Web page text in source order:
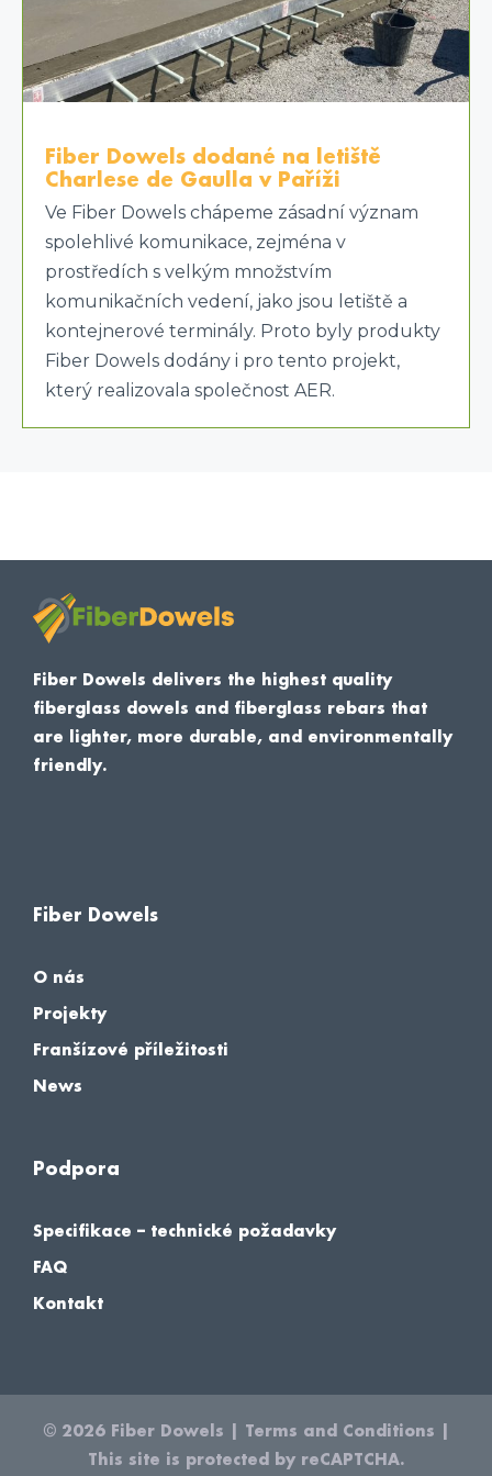
Fiber Dowels dodané na letiště
Charlese de Gaulla v Paříži
Ve Fiber Dowels chápeme zásadní význam
spolehlivé komunikace, zejména v
prostředích s velkým množstvím
komunikačních vedení, jako jsou letiště a
kontejnerové terminály. Proto byly produkty
Fiber Dowels dodány i pro tento projekt,
který realizovala společnost AER.
Fiber Dowels delivers the highest quality
fiberglass dowels and fiberglass rebars that
are lighter, more durable, and environmentally
friendly.
Fiber Dowels
O nás
Projekty
Franšízové příležitosti
News
Podpora
Specifikace – technické požadavky
FAQ
Kontakt
© 2026 Fiber Dowels Terms and Conditions
This site is protected by reCAPTCHA.